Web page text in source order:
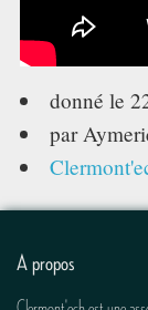
donné le
par
A propos